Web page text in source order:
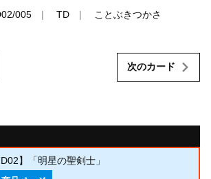
005 TD ことぶきつかさ
次のカード
】「明星の聖剣士」